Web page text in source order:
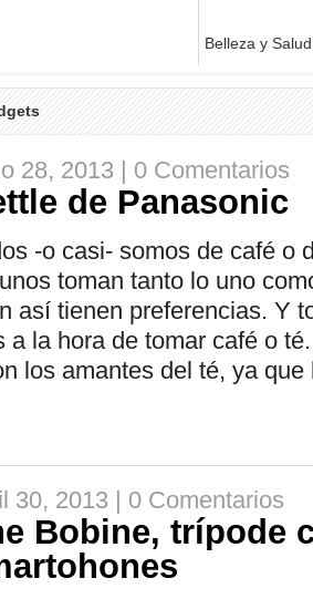
Belleza y Salud
28, 2013 | 0 Comentarios
de Panasonic
-o casi- somos de café o
toman tanto lo uno
así tienen preferencias. Y
a la hora de tomar café o
los amantes del té, ya
30, 2013 | 0 Comentarios
Bobine, trípode